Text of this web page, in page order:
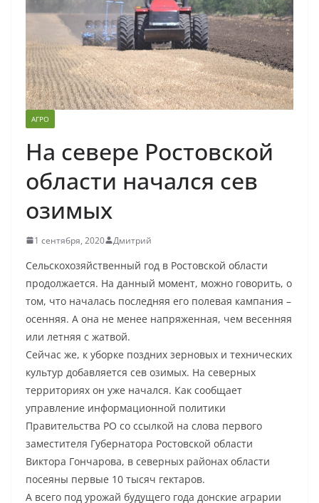
АГРО
На севере Ростовской
области начался сев
озимых
1 сентября, 2020 Дмитрий
Сельскохозяйственный год в Ростовской области
продолжается. На данный момент, можно говорить, о
том, что началась последняя его полевая кампания –
осенняя. А она не менее напряженная, чем весенняя
или летняя с жатвой.
Сейчас же, к уборке поздних зерновых и технических
культур добавляется сев озимых. На северных
территориях он уже начался. Как сообщает
управление информационной политики
Правительства РО со ссылкой на слова первого
заместителя Губернатора Ростовской области
Виктора Гончарова, в северных районах области
посеяны первые 10 тысяч гектаров.
А всего под урожай будущего года донские аграрии